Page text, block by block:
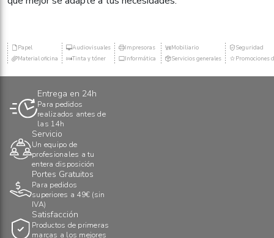
Papel
Material oficina
Audiovisuales
Tinta y tóner
Impresoras
Informática
Mobiliario
Servicios generales
Seguridad
Promociones
Entrega en 24h
Para pedidos
realizados antes de
las 14h
Servicio
Un equipo de
profesionales a tu
entera disposición
Portes Gratuitos
Para pedidos
superiores a 49€ (sin
IVA)
Satisfacción
Productos de primeras
marcas a los mejores